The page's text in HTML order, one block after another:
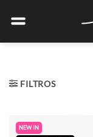
FILTROS
NEW IN